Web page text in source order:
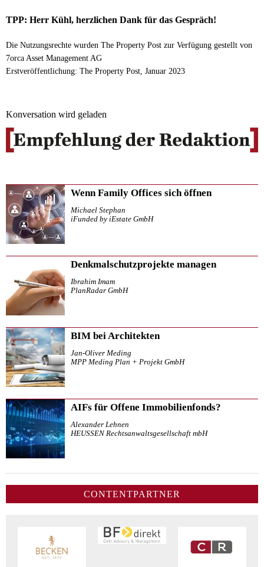
TPP: Herr Kühl, herzlichen Dank für das Gespräch!
Die Nutzungsrechte wurden The Property Post zur Verfügung gestellt von
7orca Asset Management AG
Erstveröffentlichung: The Property Post, Januar 2023
Konversation wird geladen
Wenn Family Offices sich öffnen
Michael Stephan
iFunded by iEstate GmbH
Denkmalschutzprojekte managen
Ibrahim Imam
PlanRadar GmbH
BIM bei Architekten
Jan-Oliver Meding
MPP Meding Plan + Projekt GmbH
AIFs für Offene Immobilienfonds?
Alexander Lehnen
HEUSSEN Rechtsanwaltsgesellschaft mbH
CONTENTPARTNER